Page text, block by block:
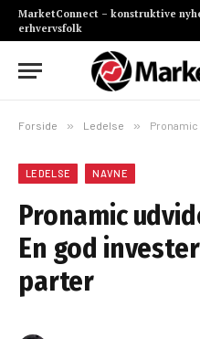
MarketConnect – konstruktive
erhvervsfolk
Forside » Ledelse » Pronamic
LEDELSE NAVNE
Pronamic
En god
parter